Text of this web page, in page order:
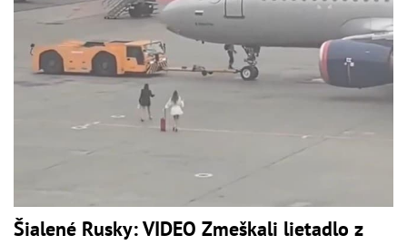
Šialené Rusky: VIDEO Zmeškali lietadlo z